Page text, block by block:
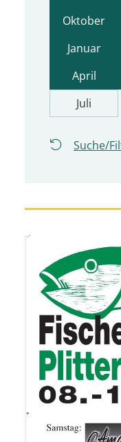
Oktober
Januar
April
Juli
Suche/